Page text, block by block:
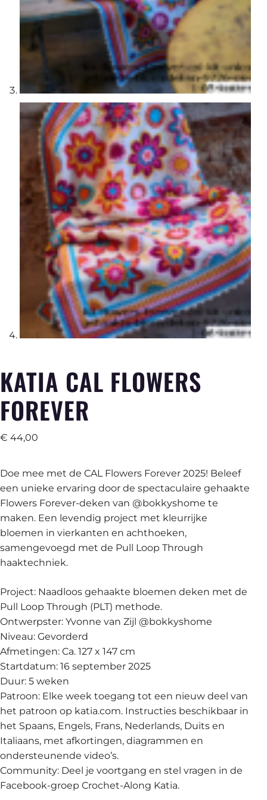
KATIA CAL FLOWERS
FOREVER
€ 44,00
Doe mee met de CAL Flowers Forever 2025! Beleef
een unieke ervaring door de spectaculaire gehaakte
Flowers Forever-deken van @bokkyshome te
maken. Een levendig project met kleurrijke
bloemen in vierkanten en achthoeken,
samengevoegd met de Pull Loop Through
haaktechniek.
Project: Naadloos gehaakte bloemen deken met de
Pull Loop Through (PLT) methode.
Ontwerpster: Yvonne van Zijl @bokkyshome
Niveau: Gevorderd
Afmetingen: Ca. 127 x 147 cm
Startdatum: 16 september 2025
Duur: 5 weken
Patroon: Elke week toegang tot een nieuw deel van
het patroon op katia.com. Instructies beschikbaar in
het Spaans, Engels, Frans, Nederlands, Duits en
Italiaans, met afkortingen, diagrammen en
ondersteunende video’s.
Community: Deel je voortgang en stel vragen in de
Facebook-groep Crochet-Along Katia.